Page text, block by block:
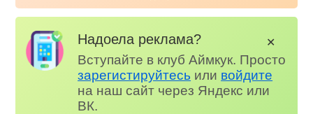
Надоела реклама?
Вступайте в клуб Аймкук. Просто
зарегистируйтесь или войдите
на наш сайт через Яндекс или
ВК.
✕